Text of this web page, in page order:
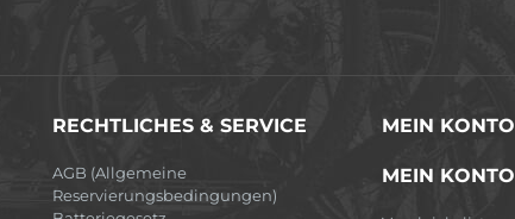
RECHTLICHES & SERVICE
AGB (Allgemeine
Reservierungsbedingungen)
MEIN KONTO
MEIN KONTO